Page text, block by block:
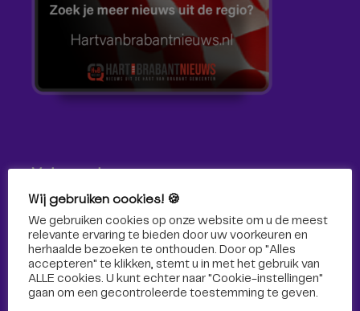
Volg ons!
Volg Omroep Tilburg niet alleen hier, maar ook via social
media!
Wij gebruiken cookies! 🍪
We gebruiken cookies op onze website om u de meest
relevante ervaring te bieden door uw voorkeuren en
herhaalde bezoeken te onthouden. Door op "Alles
accepteren" te klikken, stemt u in met het gebruik van
ALLE cookies. U kunt echter naar "Cookie-instellingen"
gaan om een ​​gecontroleerde toestemming te geven.